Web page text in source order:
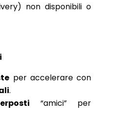
non disponibili o
per accelerare con
.
“amici” per